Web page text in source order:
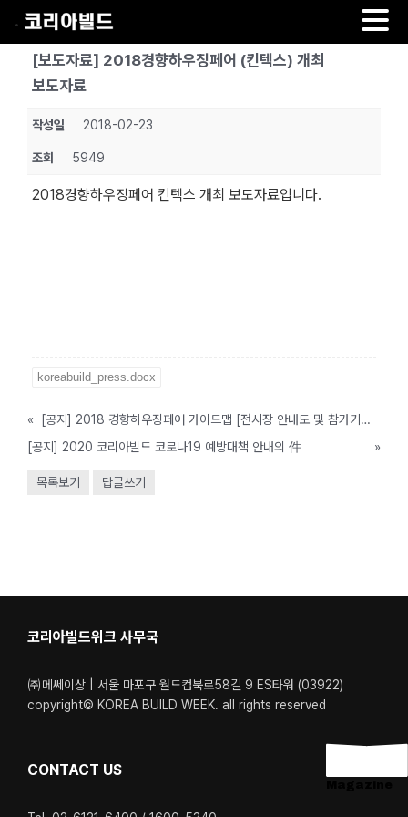
Skip
content
[보도자료] 2018경향하우징페어 (킨텍스) 개최
보도자료
작성일 2018-02-23
조회 5949
2018경향하우징페어 킨텍스 개최 보도자료입니다.
koreabuild_press.docx
«
[공지] 2018 경향하우징페어 가이드맵 [전시장 안내도 및 참가기업 리스트]
[공지] 2020 코리아빌드 코로나19 예방대책 안내의 件
»
목록보기 답글쓰기
코리아빌드위크 사무국
㈜메쎄이상 | 서울 마포구 월드컵북로58길 9 ES타워 (03922)
copyright© KOREA BUILD WEEK. all rights reserved
CONTACT US
.